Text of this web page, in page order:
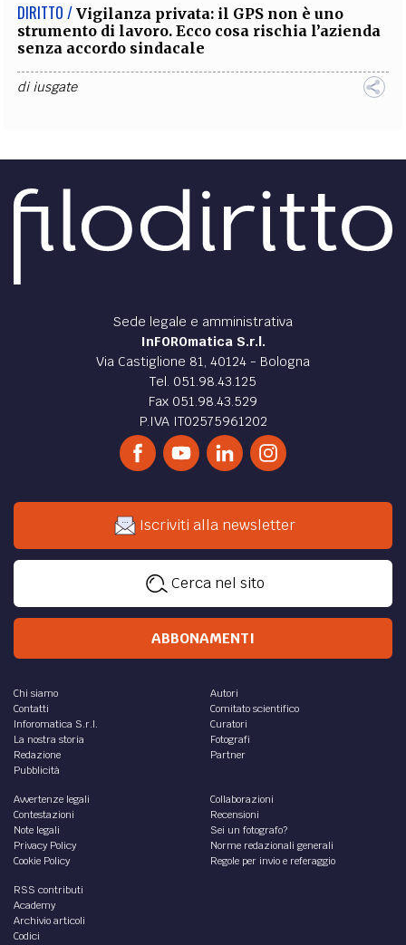
DIRITTO / Vigilanza privata: il GPS non è uno
strumento di lavoro. Ecco cosa rischia l’azienda
senza accordo sindacale
diiusgate
Sede legale e amministrativa
InFOROmatica S.r.l.
Via Castiglione 81, 40124 - Bologna
Tel. 051.98.43.125
Fax 051.98.43.529
P.IVA IT02575961202
Iscriviti alla newsletter
Cerca nel sito
ABBONAMENTI
Chi siamo
Contatti
Inforomatica S.r.l.
La nostra storia
Redazione
Pubblicità
Autori
Comitato scientifico
Curatori
Fotografi
Partner
Avvertenze legali
Contestazioni
Note legali
Privacy Policy
Cookie Policy
Collaborazioni
Recensioni
Sei un fotografo?
Norme redazionali generali
Regole per invio e referaggio
RSS contributi
Academy
Archivio articoli
Codici